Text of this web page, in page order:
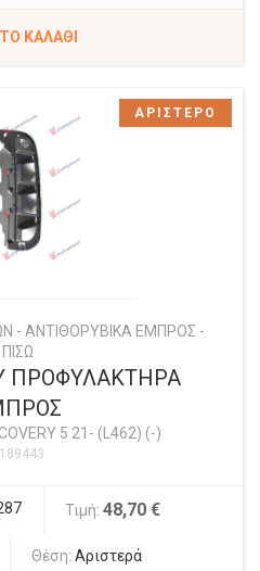
ΚΑΛΆΘΙ
- ΑΝΤΙΘΟΡΥΒΙΚΑ ΕΜΠΡΟΣ -
ΠΙΣΩ
ΠΡΟΦΥΛΑΚΤΗΡΑ
5 21- (L462) (-)
Τιμή: 48,70 €
Θέση: Αριστερά
ΑΡΙΣΤΕΡΟ